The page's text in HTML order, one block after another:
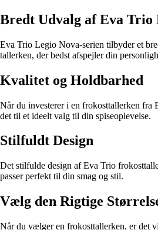
Bredt Udvalg af Eva
Eva Trio Legio Nova-serien tilbyder et
tallerken, der bedst afspejler din
Kvalitet og Holdbarhed
Når du investerer i en frokosttallerken fra
det til et ideelt valg til din spiseoplevelse.
Stilfuldt Design
Det stilfulde design af Eva Trio
passer perfekt til din smag og stil.
Vælg den Rigtige
Når du vælger en frokosttallerken, er det